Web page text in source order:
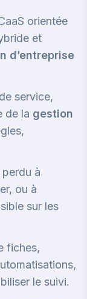
orientée
et
d’entreprise
service,
de la gestion
à
ou à
sur les
fiches,
le suivi.